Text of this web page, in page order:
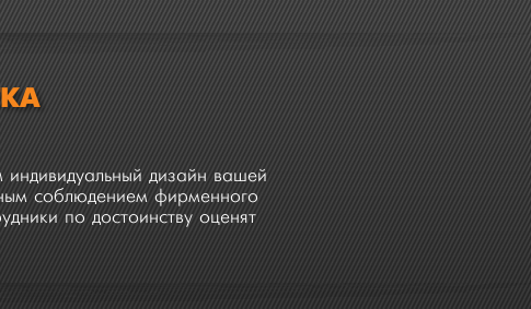
дизайн вашей
соблюдением фирменного
по достоинству оценят